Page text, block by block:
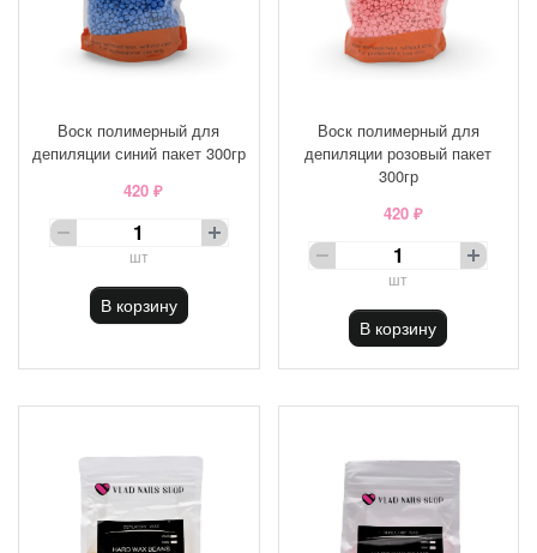
Воск полимерный для
депиляции синий пакет 300гр
420 ₽
шт
В корзину
Воск полимерный для
депиляции розовый пакет
300гр
420 ₽
шт
В корзину